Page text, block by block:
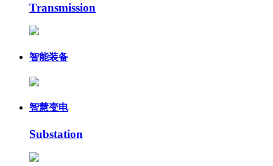
Transmission
智能装备
智慧变电
Substation